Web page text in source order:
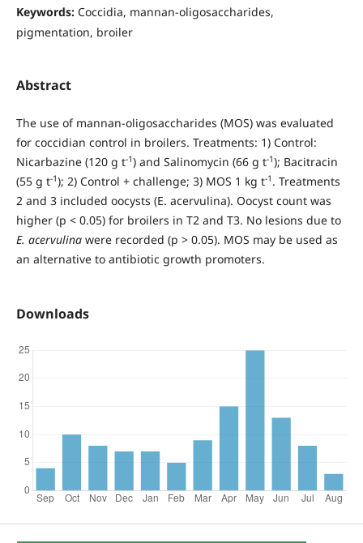
Keywords: Coccidia, mannan-oligosaccharides,
pigmentation, broiler
Abstract
The use of mannan-oligosaccharides (MOS) was evaluated
for coccidian control in broilers. Treatments: 1) Control:
Nicarbazine (120 g t-1) and Salinomycin (66 g t-1); Bacitracin
(55 g t-1); 2) Control + challenge; 3) MOS 1 kg t-1 . Treatments
2 and 3 included oocysts (E. acervulina). Oocyst count was
higher (p < 0.05) for broilers in T2 and T3. No lesions due to
E. acervulina were recorded (p > 0.05). MOS may be used as
an alternative to antibiotic growth promoters.
Downloads